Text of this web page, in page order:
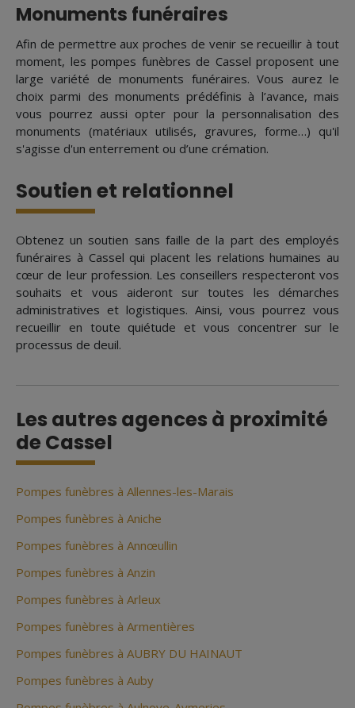
Monuments funéraires
Afin de permettre aux proches de venir se recueillir à tout
moment, les pompes funèbres de Cassel proposent une
large variété de monuments funéraires. Vous aurez le
choix parmi des monuments prédéfinis à l’avance, mais
vous pourrez aussi opter pour la personnalisation des
monuments (matériaux utilisés, gravures, forme…) qu'il
s'agisse d'un enterrement ou d’une crémation.
Soutien et relationnel
Obtenez un soutien sans faille de la part des employés
funéraires à Cassel qui placent les relations humaines au
cœur de leur profession. Les conseillers respecteront vos
souhaits et vous aideront sur toutes les démarches
administratives et logistiques. Ainsi, vous pourrez vous
recueillir en toute quiétude et vous concentrer sur le
processus de deuil.
Les autres agences à proximité
de Cassel
Pompes funèbres à Allennes-les-Marais
Pompes funèbres à Aniche
Pompes funèbres à Annœullin
Pompes funèbres à Anzin
Pompes funèbres à Arleux
Pompes funèbres à Armentières
Pompes funèbres à AUBRY DU HAINAUT
Pompes funèbres à Auby